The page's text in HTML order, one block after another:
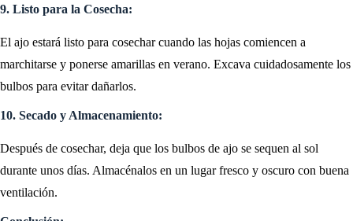
9. Listo para la Cosecha:
El ajo estará listo para cosechar cuando las hojas comiencen a
marchitarse y ponerse amarillas en verano. Excava cuidadosamente los
bulbos para evitar dañarlos.
10. Secado y Almacenamiento:
Después de cosechar, deja que los bulbos de ajo se sequen al sol
durante unos días. Almacénalos en un lugar fresco y oscuro con buena
ventilación.